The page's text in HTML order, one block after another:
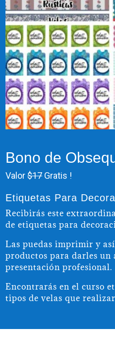
Bono de
Valor$17Gratis !
Etiquetas Para
Recibirás este
de etiquetas para
Las puedas imprimir y
productos para darles un
presentación profesional.
Encontrarás en el curso
tipos de velas que